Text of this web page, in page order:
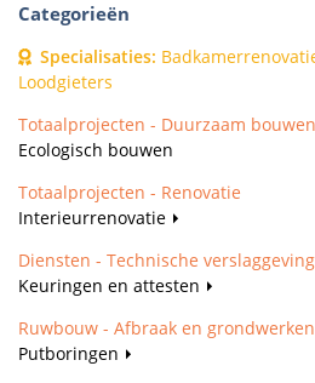
Categorieën
Specialisaties:
Loodgieters
Totaalprojecten - Duurzaam bouwen
Ecologisch bouwen
Totaalprojecten - Renovatie
Interieurrenovatie
Diensten - Technische verslaggeving
Keuringen en attesten
Ruwbouw - Afbraak en grondwerken
Putboringen